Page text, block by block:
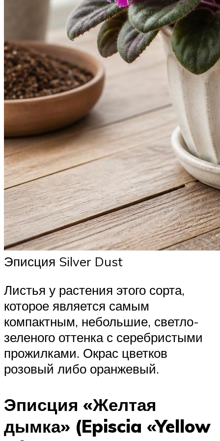
Эписция Silver Dust
Листья у растения этого сорта,
которое является самым
компактным, небольшие, светло-
зеленого оттенка с серебристыми
прожилками. Окрас цветков
розовый либо оранжевый.
Эписция «Желтая
дымка» (Episcia «Yellow